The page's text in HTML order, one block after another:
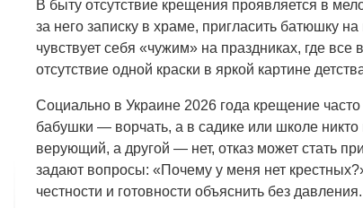
В быту отсутствие крещения проявляется в
за него записку в храме, пригласить батюшку
чувствует себя «чужим» на праздниках, где
отсутствие одной краски в яркой картине
Социально в Украине 2026 года крещение
бабушки — ворчать, а в садике или школе
верующий, а другой — нет, отказ может стать
задают вопросы: «Почему у меня нет
честности и готовности объяснить без давления.